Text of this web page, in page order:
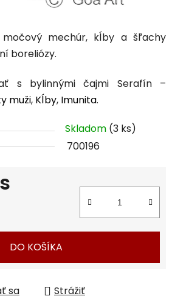
močový mechúr, kĺby a šľachy
boreliózy.
s bylinnými čajmi Serafín –
muži, Kĺby, Imunita.
Skladom (3 ks)
700196
DO KOŠÍKA
sa
Strážiť